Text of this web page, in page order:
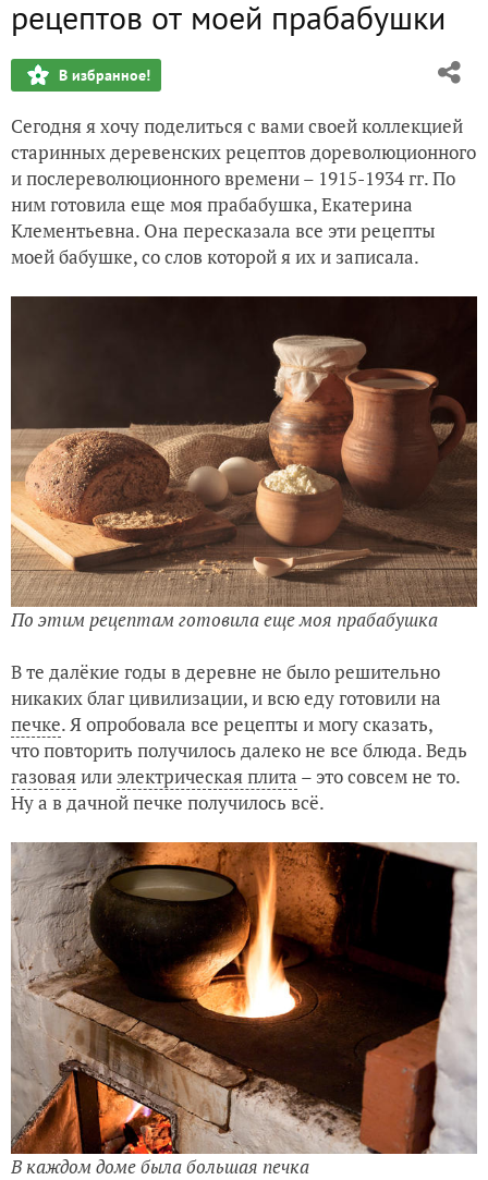
Яркие и практичные идеи с Moscow Flower Show-2016
Сад для радости: рассказ о моих книгах
Мастер-класс по созданию "брутального" цветочного
15 цветочных "спецэффектов", которые изменят ваш сад
рецептов от моей прабабушки
В избранное!
Сегодня я хочу поделиться с вами своей коллекцией
старинных деревенских рецептов дореволюционного
и послереволюционного времени – 1915-1934 гг. По
ним готовила еще моя прабабушка, Екатерина
Клементьевна. Она пересказала все эти рецепты
моей бабушке, со слов которой я их и записала.
По этим рецептам готовила еще моя прабабушка
В те далёкие годы в деревне не было решительно
никаких благ цивилизации, и всю еду готовили на
печке. Я опробовала все рецепты и могу сказать,
что повторить получилось далеко не все блюда. Ведь
газоваяили электрическая плита – это совсем не то.
Ну а в дачной печке получилось всё.
В каждом доме была большая печка